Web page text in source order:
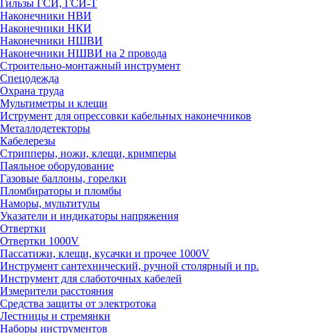
Гильзы ГСИ, ГСИ-Т
Наконечники НВИ
Наконечники НКИ
Наконечники НШВИ
Наконечники НШВИ на 2 провода
Строительно-монтажный инструмент
Спецодежда
Охрана труда
Мультиметры и клещи
Иструмент для опрессовки кабельных наконечников
Металлодетекторы
Кабелерезы
Стрипперы, ножи, клещи, кримперы
Паяльное оборудование
Газовые баллоны, горелки
Пломбираторы и пломбы
Наморы, мультитулы
Указатели и индикаторы напряжения
Отвертки
Отвертки 1000V
Пассатижи, клещи, кусачки и прочее 1000V
Инструмент сантехнический, ручной столярный и пр.
Инструмент для слаботочных кабелей
Измерители расстояния
Средства защиты от электротока
Лестницы и стремянки
Наборы инструментов